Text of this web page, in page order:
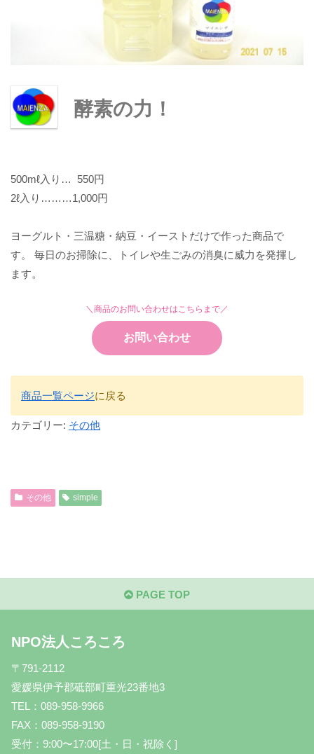
酵素の力！
500mℓ入り… 550円
2ℓ入り………1,000円
ヨーグルト・三温糖・納豆・イーストだけで作った商品で
す。 毎日のお掃除に、トイレや生ごみの消臭に威力を発揮し
ます。
＼商品のお問い合わせはこちらまで／
お問い合わせ
商品一覧ページに戻る
カテゴリー: その他
その他 simple
PAGE TOP
NPO法人ころころ
〒791-2112
愛媛県伊予郡砥部町重光23番地3
TEL：089-958-9966
FAX：089-958-9190
受付：9:00〜17:00[土・日・祝除く]